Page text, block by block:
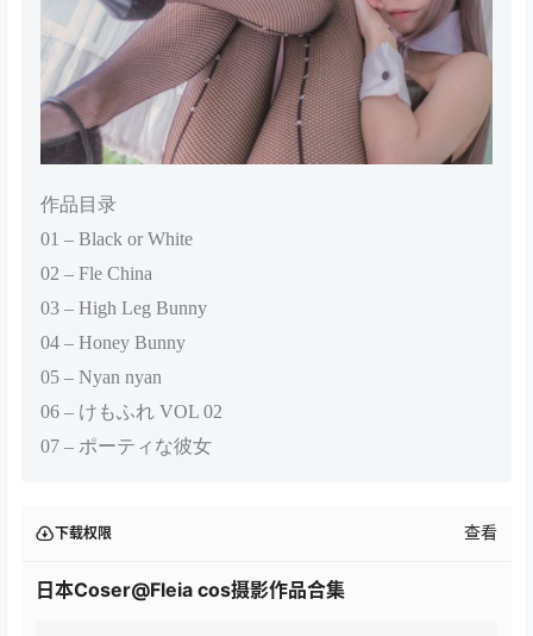
作品目录
01 – Black or White
02 – Fle China
03 – High Leg Bunny
04 – Honey Bunny
05 – Nyan nyan
06 – けもふれ VOL 02
07 – ポーティな彼女
下载权限 查看
日本Coser@Fleia cos摄影作品合集